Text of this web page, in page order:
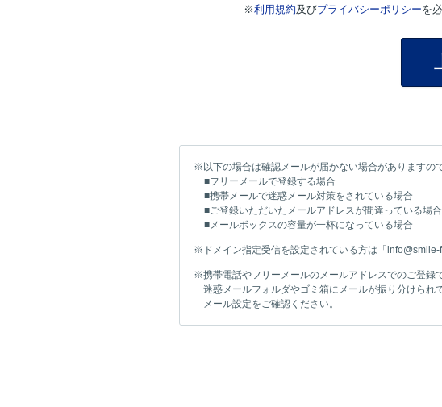
※利用規約及びプライバシーポリシーを
※以下の場合は確認メールが届かない場合がありますの
■フリーメールで登録する場合
■携帯メールで迷惑メール対策をされている場合
■ご登録いただいたメールアドレスが間違っている場合
■メールボックスの容量が一杯になっている場合
※ドメイン指定受信を設定されている方は「
※携帯電話やフリーメールのメールアドレスでのご登録
迷惑メールフォルダやゴミ箱にメールが振り分けら
メール設定をご確認ください。